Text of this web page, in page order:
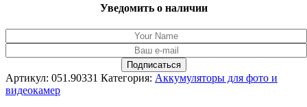
Уведомить о наличии
Артикул: 051.90331 Категория: Аккумуляторы для фото и
видеокамер